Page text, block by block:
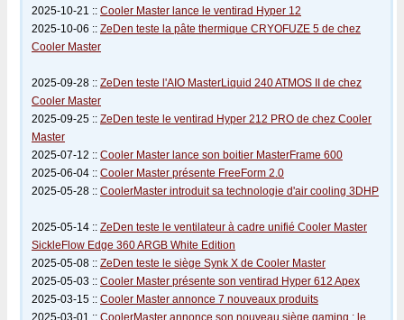
2025-10-21 :: Cooler Master lance le ventirad Hyper 12
2025-10-06 :: ZeDen teste la pâte thermique CRYOFUZE 5 de chez
Cooler Master
2025-09-28 :: ZeDen teste l'AIO MasterLiquid 240 ATMOS II de chez
Cooler Master
2025-09-25 :: ZeDen teste le ventirad Hyper 212 PRO de chez Cooler
Master
2025-07-12 :: Cooler Master lance son boitier MasterFrame 600
2025-06-04 :: Cooler Master présente FreeForm 2.0
2025-05-28 :: CoolerMaster introduit sa technologie d'air cooling 3DHP
2025-05-14 :: ZeDen teste le ventilateur à cadre unifié Cooler Master
SickleFlow Edge 360 ARGB White Edition
2025-05-08 :: ZeDen teste le siège Synk X de Cooler Master
2025-05-03 :: Cooler Master présente son ventirad Hyper 612 Apex
2025-03-15 :: Cooler Master annonce 7 nouveaux produits
2025-03-01 :: CoolerMaster annonce son nouveau siège gaming : le